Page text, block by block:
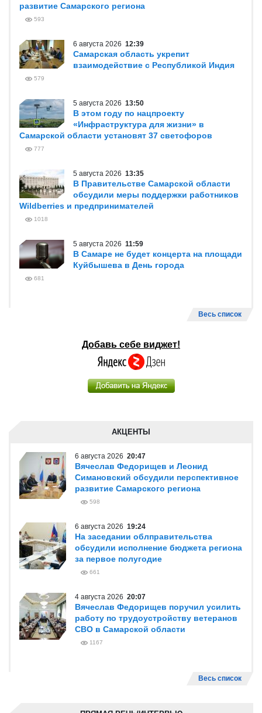
развитие Самарского региона
593
6 августа 2026 12:39
Самарская область укрепит
взаимодействие с Республикой Индия
579
5 августа 2026 13:50
В этом году по нацпроекту
«Инфраструктура для жизни» в
Самарской области установят 37 светофоров
777
5 августа 2026 13:35
В Правительстве Самарской области
обсудили меры поддержки работников
Wildberries и предпринимателей
1018
5 августа 2026 11:59
В Самаре не будет концерта на площади
Куйбышева в День города
681
Весь список
Добавь себе виджет!
АКЦЕНТЫ
6 августа 2026 20:47
Вячеслав Федорищев и Леонид
Симановский обсудили перспективное
развитие Самарского региона
598
6 августа 2026 19:24
На заседании облправительства
обсудили исполнение бюджета региона
за первое полугодие
661
4 августа 2026 20:07
Вячеслав Федорищев поручил усилить
работу по трудоустройству ветеранов
СВО в Самарской области
1167
Весь список